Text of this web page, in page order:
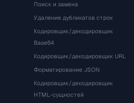
Поиск и замена
Удаление дубликатов строк
Кодировщик/декодировщик
Base64
Кодировщик/декодировщик URL
Форматирование JSON
Кодировщик/декодировщик
HTML-сущностей